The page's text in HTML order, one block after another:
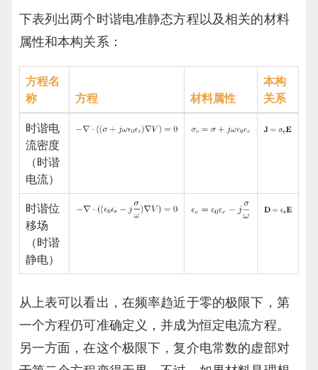
下表列出两个时谐电准静态方程以及相关的材料
属性和本构关系：
方程名
称
方程 材料属性
本构
关系
时谐电
流密度
（时谐
电流）
时谐位
移场
（时谐
静电）
从上表可以看出，在频率趋近于零的极限下，第
一个方程仍可准确定义，并成为恒定电流方程。
另一方面，在这个极限下，复介电常数的虚部对